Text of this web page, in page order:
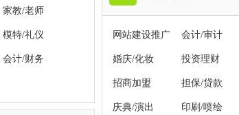
家教/老师
模特/礼仪
会计/财务
网站建设推广 会计/审计
婚庆/化妆 投资理财
招商加盟 担保/贷款
庆典/演出 印刷/喷绘